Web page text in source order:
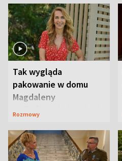
Tak wygląda
pakowanie w domu
Magdaleny
Waligórskiej-Lisieckiej.
Rozmowy